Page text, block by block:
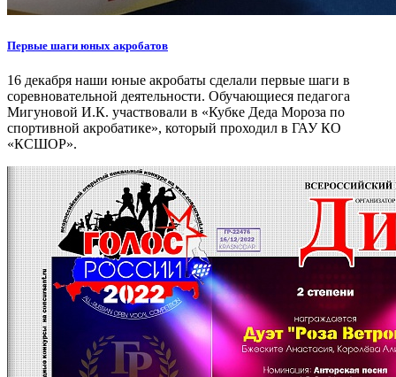
Первые шаги юных акробатов
16 декабря наши юные акробаты сделали первые шаги в
соревновательной деятельности. Обучающиеся педагога
Мигуновой И.К. участвовали в «Кубке Деда Мороза по
спортивной акробатике», который проходил в ГАУ КО
«КСШОР».